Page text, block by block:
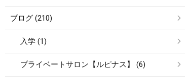
ブログ (210)
入学 (1)
プライベートサロン【ルピナス】 (6)